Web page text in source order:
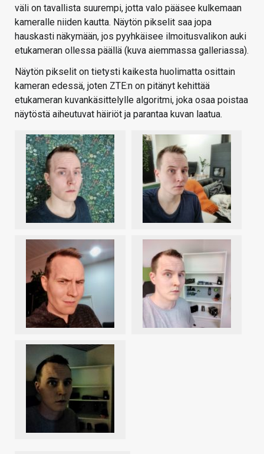
väli on tavallista suurempi, jotta valo pääsee kulkemaan
kameralle niiden kautta. Näytön pikselit saa jopa
hauskasti näkymään, jos pyyhkäisee ilmoitusvalikon auki
etukameran ollessa päällä (kuva aiemmassa galleriassa).
Näytön pikselit on tietysti kaikesta huolimatta osittain
kameran edessä, joten ZTE:n on pitänyt kehittää
etukameran kuvankäsittelylle algoritmi, joka osaa poistaa
näytöstä aiheutuvat häiriöt ja parantaa kuvan laatua.